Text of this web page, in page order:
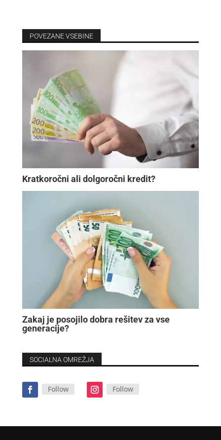
POVEZANE VSEBINE
Kratkoročni ali dolgoročni kredit?
Zakaj je posojilo dobra rešitev za vse
generacije?
SOCIALNA OMREŽJA
Follow Follow